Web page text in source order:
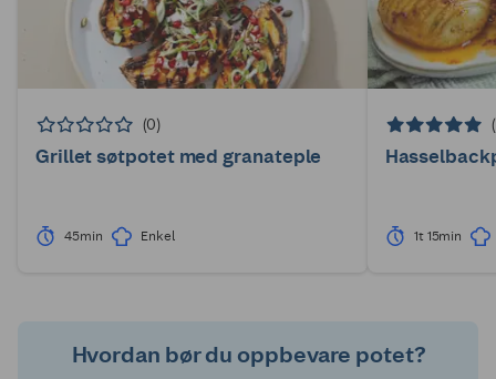
(0)
Grillet søtpotet med granateple
45min Enkel 1t 15min
Hvordan bør du oppbevare potet?